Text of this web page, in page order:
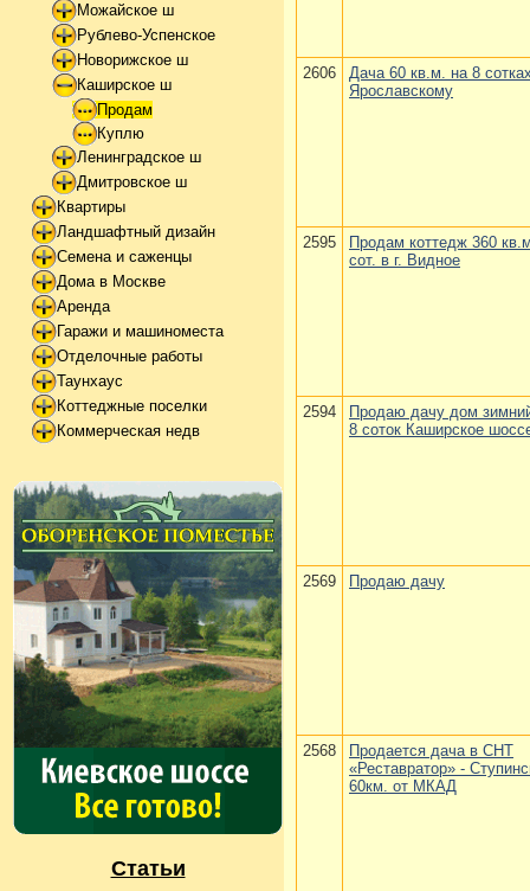
Можайское ш
Рублево-Успенское
Новорижское ш
Каширское ш
Продам
Куплю
Ленинградское ш
Дмитровское ш
Квартиры
Ландшафтный дизайн
Семена и саженцы
Дома в Москве
Аренда
Гаражи и машиноместа
Отделочные работы
Таунхаус
Коттеджные поселки
Коммерческая недв
Статьи
2606
Дача 60 кв.м. на 8
Ярославскому
2595
Продам коттедж 360
сот. в г. Видное
2594
Продаю дачу дом
8 соток Каширское
2569 Продаю дачу
2568
Продается дача в СНТ
«Реставратор» -
60км. от МКАД